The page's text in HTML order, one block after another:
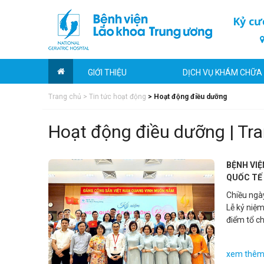
Kỷ
GIỚI THIỆU DỊCH VỤ KHÁM CHỮA
Trang chủ > Tin tức hoạt động > Hoạt động điều dưỡng
Hoạt động điều dưỡng |
BỆNH
QUỐC
Chiều
Lễ kỷ
điểm tổ
xem